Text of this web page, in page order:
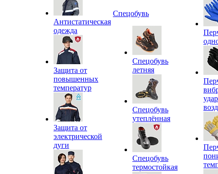
Антистатическая
одежда
Защита от
повышенных
температур
Защита от
электрической
дуги
Спецобувь
Спецобувь
летняя
Спецобувь
утеплённая
Спецобувь
термостойкая